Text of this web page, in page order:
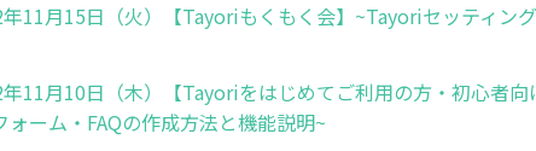
11月15日（火）【Tayoriもくもく会】~Tayoriセッティン
11月10日（木）【Tayoriをはじめてご利用の方・初心者
ォーム・FAQの作成方法と機能説明~